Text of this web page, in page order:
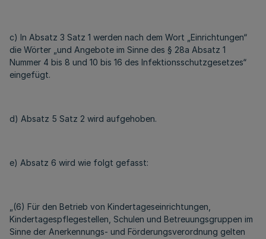
c) In Absatz 3 Satz 1 werden nach dem Wort „Einrichtungen“
die Wörter „und Angebote im Sinne des § 28a Absatz 1
Nummer 4 bis 8 und 10 bis 16 des Infektionsschutzgesetzes“
eingefügt.
d) Absatz 5 Satz 2 wird aufgehoben.
e) Absatz 6 wird wie folgt gefasst:
„(6) Für den Betrieb von Kindertageseinrichtungen,
Kindertagespflegestellen, Schulen und Betreuungsgruppen im
Sinne der Anerkennungs- und Förderungsverordnung gelten